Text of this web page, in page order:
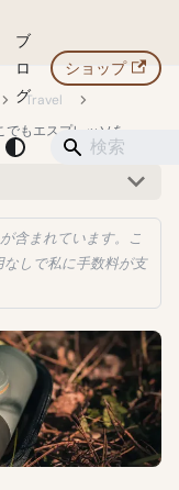
ブ
ロ
グ
ショップ
Travel
もエスプレッソを
含まれています。こ
しで私に手数料が支